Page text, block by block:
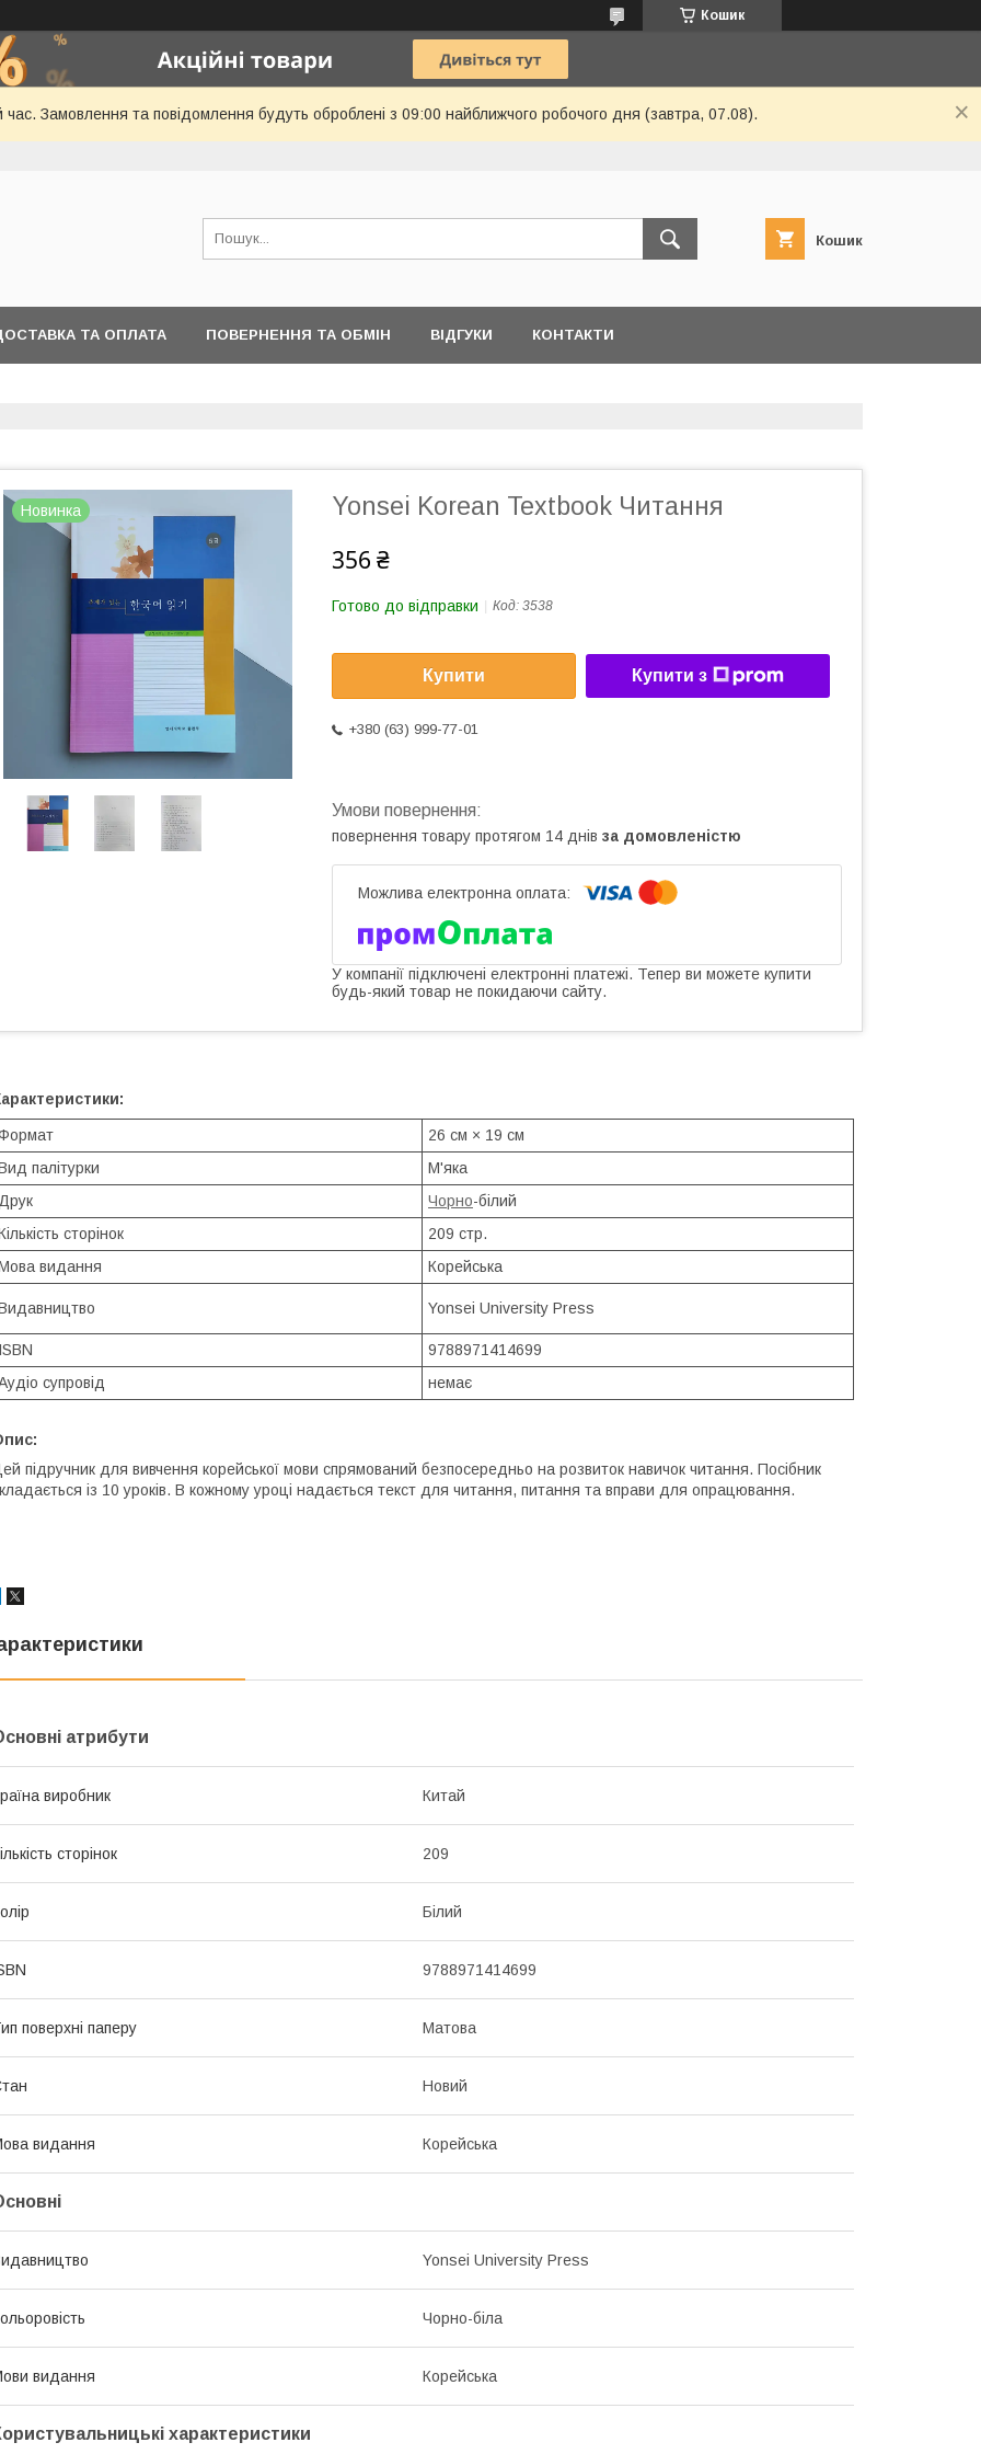
Кошик
час. Замовлення та повідомлення будуть оброблені з 09:00 найближчого робочого дня (завтра, 07.08).
Кошик
ТА ОПЛАТА ПОВЕРНЕННЯ ТА ОБМІН ВІДГУКИ КОНТАКТИ
Новинка Yonsei Korean Textbook Читання
356 ₴
Готово до відправки Код: 3538
Купити Купити з
+380 (63) 999-77-01
повернення товару протягом 14 днів за домовленістю
У компанії підключені електронні платежі. Тепер ви можете купити
будь-який товар не покидаючи сайту.
26 см × 19 см
палітурки
М'яка
Друк
Чорно-білий
сторінок
209 стр.
видання
Корейська
Yonsei University Press
ISBN
9788971414699
супровід
немає
підручник для вивчення корейської мови спрямований безпосередньо на розвиток навичок читання. Посібник
із 10 уроків. В кожному уроці надається текст для читання, питання та вправи для опрацювання.
атрибути
виробник Китай
сторінок 209
Білий
9788971414699
поверхні паперу Матова
Новий
видання Корейська
Yonsei University Press
Чорно-біла
видання Корейська
характеристики